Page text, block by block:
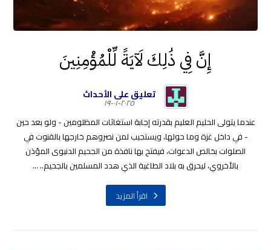
إِنَّ فِي ذَٰلِكَ لَآيَةً لِّلْمُؤْمِنِينَ
تعليق على الأحداث
٢٠٢٥-٠١-١٩
عندما يتولى الحليم العليم بقدرته إجابة استغاثات المظلومين - ولو بعد حين
- في داخل غزة وما حولها، ويستجيب لمن نصروهم خارجها بالقنوت في
الصلوات بخالص الدعوات، فيفتح بها نافذة من الجحيم الدنيوى المؤذن
بالأخروي، ليحرق به بلاد الطاغية الذي هدد المسلمين بالجحيم.. ...
اقرأ المزيد